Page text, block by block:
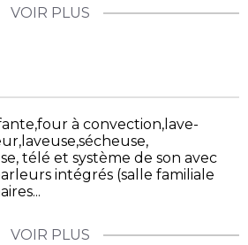
VOIR PLUS
à convection,lave-
télé et système de son avec
intégrés (salle familiale
VOIR PLUS